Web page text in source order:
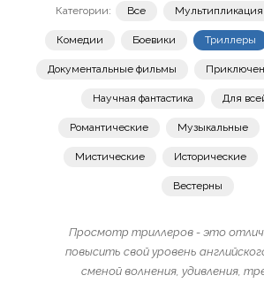
Категории: Все Мультипликация
Комедии Боевики Триллеры
Документальные фильмы
Научная фантастика Для
Романтические Музыкальные
Мистические Исторические
Вестерны
Просмотр триллеров - это
повысить свой уровень
сменой волнения, удивления,